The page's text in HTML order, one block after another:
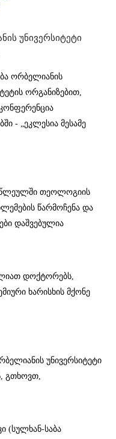
უნივერსიტეტი
ორბელიანის
ორგანიზებით,
- „ეკლესია მესამე
თეოლოგიის
წარმოჩენა და
დაშვებულია
დოქტორებს,
ხარისხის მქონე
უნივერსიტეტი
გთხოვთ,
(სულხან-საბა